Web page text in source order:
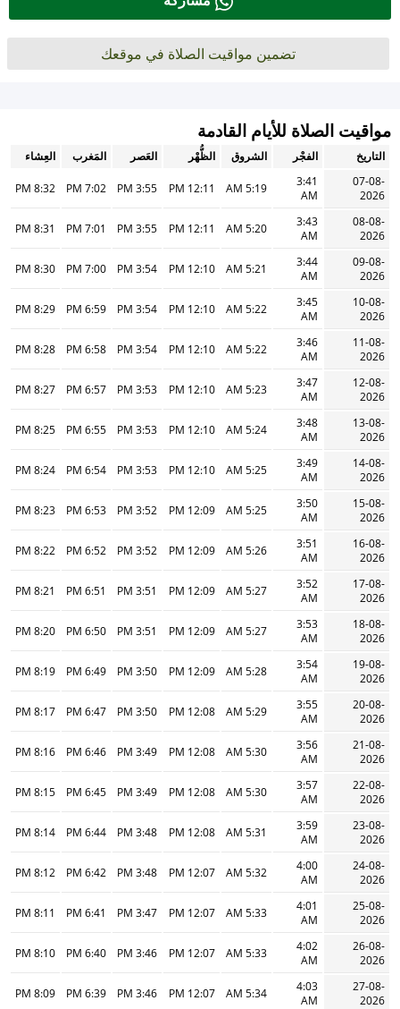
تضمين مواقيت الصلاة في موقعك
مواقيت الصلاة للأيام القادمة
التاريخ الفجْر الشروق الظُّهْر العَصر المَغرب
العِشاء
07-08-
2026
3:41
AM
5:19 AM
12:11 PM
3:55 PM
7:02 PM
8:32 PM
08-08-
2026
3:43
AM
5:20 AM
12:11 PM
3:55 PM
7:01 PM
8:31 PM
09-08-
2026
3:44
AM
5:21 AM
12:10 PM
3:54 PM
7:00 PM
8:30 PM
10-08-
2026
3:45
AM
5:22 AM
12:10 PM
3:54 PM
6:59 PM
8:29 PM
11-08-
2026
3:46
AM
5:22 AM
12:10 PM
3:54 PM
6:58 PM
8:28 PM
12-08-
2026
3:47
AM
5:23 AM
12:10 PM
3:53 PM
6:57 PM
8:27 PM
13-08-
2026
3:48
AM
5:24 AM
12:10 PM
3:53 PM
6:55 PM
8:25 PM
14-08-
2026
3:49
AM
5:25 AM
12:10 PM
3:53 PM
6:54 PM
8:24 PM
15-08-
2026
3:50
AM
5:25 AM
12:09 PM
3:52 PM
6:53 PM
8:23 PM
16-08-
2026
3:51
AM
5:26 AM
12:09 PM
3:52 PM
6:52 PM
8:22 PM
17-08-
2026
3:52
AM
5:27 AM
12:09 PM
3:51 PM
6:51 PM
8:21 PM
18-08-
2026
3:53
AM
5:27 AM
12:09 PM
3:51 PM
6:50 PM
8:20 PM
19-08-
2026
3:54
AM
5:28 AM
12:09 PM
3:50 PM
6:49 PM
8:19 PM
20-08-
2026
3:55
AM
5:29 AM
12:08 PM
3:50 PM
6:47 PM
8:17 PM
21-08-
2026
3:56
AM
5:30 AM
12:08 PM
3:49 PM
6:46 PM
8:16 PM
22-08-
2026
3:57
AM
5:30 AM
12:08 PM
3:49 PM
6:45 PM
8:15 PM
23-08-
2026
3:59
AM
5:31 AM
12:08 PM
3:48 PM
6:44 PM
8:14 PM
24-08-
2026
4:00
AM
5:32 AM
12:07 PM
3:48 PM
6:42 PM
8:12 PM
25-08-
2026
4:01
AM
5:33 AM
12:07 PM
3:47 PM
6:41 PM
8:11 PM
26-08-
2026
4:02
AM
5:33 AM
12:07 PM
3:46 PM
6:40 PM
8:10 PM
27-08-
2026
4:03
AM
5:34 AM
12:07 PM
3:46 PM
6:39 PM
8:09 PM